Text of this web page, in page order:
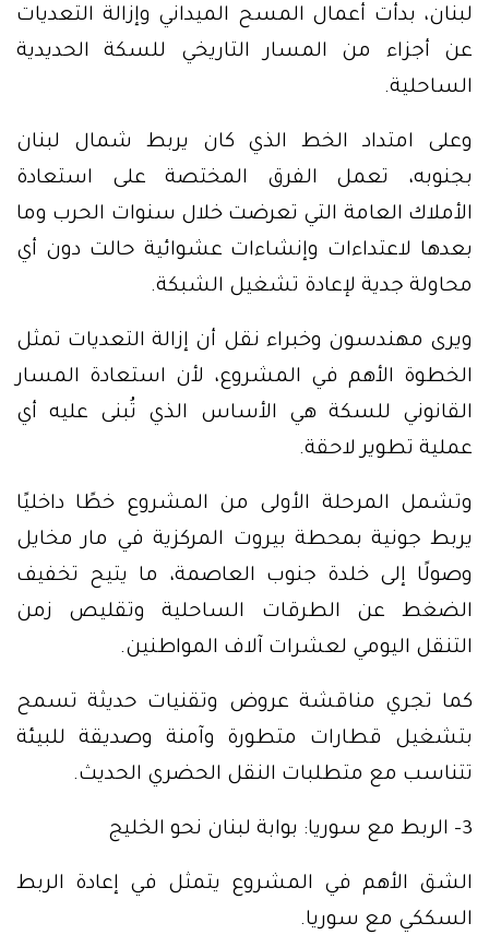
لبنان، بدأت أعمال المسح الميداني وإزالة التعديات
عن أجزاء من المسار التاريخي للسكة الحديدية
الساحلية.
وعلى امتداد الخط الذي كان يربط شمال لبنان
بجنوبه، تعمل الفرق المختصة على استعادة
الأملاك العامة التي تعرضت خلال سنوات الحرب وما
بعدها لاعتداءات وإنشاءات عشوائية حالت دون أي
محاولة جدية لإعادة تشغيل الشبكة.
ويرى مهندسون وخبراء نقل أن إزالة التعديات تمثل
الخطوة الأهم في المشروع، لأن استعادة المسار
القانوني للسكة هي الأساس الذي تُبنى عليه أي
عملية تطوير لاحقة.
وتشمل المرحلة الأولى من المشروع خطًا داخليًا
يربط جونية بمحطة بيروت المركزية في مار مخايل
وصولًا إلى خلدة جنوب العاصمة، ما يتيح تخفيف
الضغط عن الطرقات الساحلية وتقليص زمن
التنقل اليومي لعشرات آلاف المواطنين.
كما تجري مناقشة عروض وتقنيات حديثة تسمح
بتشغيل قطارات متطورة وآمنة وصديقة للبيئة
تتناسب مع متطلبات النقل الحضري الحديث.
3- الربط مع سوريا: بوابة لبنان نحو الخليج
الشق الأهم في المشروع يتمثل في إعادة الربط
السككي مع سوريا.